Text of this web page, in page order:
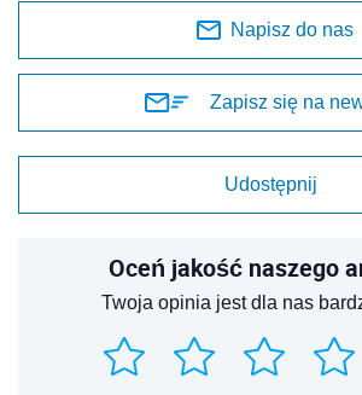
Napisz do nas
Zapisz się na
Udostępnij
Oceń jakość naszego
Twoja opinia jest dla nas